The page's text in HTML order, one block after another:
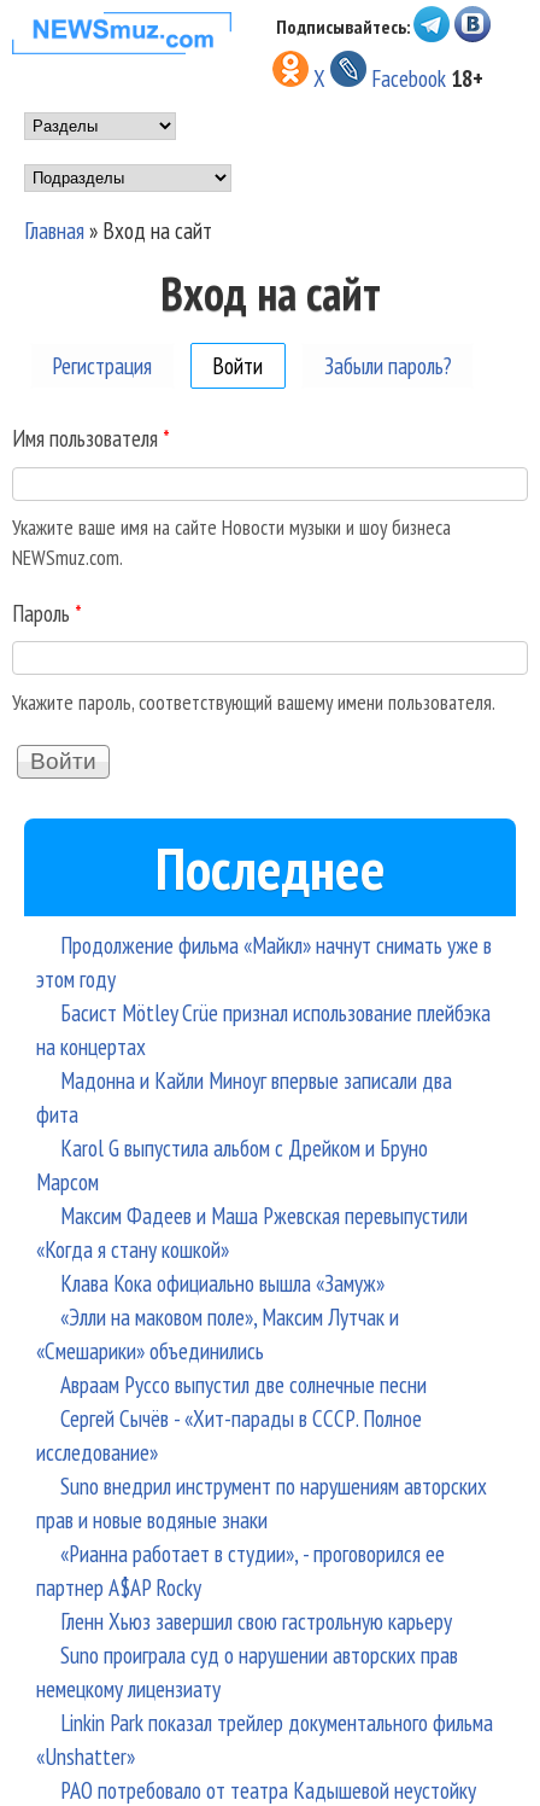
Перейти к основному
содержанию
НОВОСТИ
МУЗЫКИ И
ШОУ БИЗНЕСА
NEWSMUZ.COM
Подписывайтесь:
X Facebook 18+
Main menu
Подразделы
Вы здесь
Главная» Вход на сайт
Вход на сайт
Регистрация Войти (активная вкладка)
Забыли пароль?
Имя пользователя *
Укажите ваше имя на сайте Новости музыки и шоу бизнеса
NEWSmuz.com.
Пароль *
Укажите пароль, соответствующий вашему имени пользователя.
Последнее
Продолжение фильма «Майкл» начнут снимать уже в
этом году
Басист Mötley Crüe признал использование плейбэка
на концертах
Мадонна и Кайли Миноуг впервые записали два
фита
Karol G выпустила альбом с Дрейком и Бруно
Марсом
Максим Фадеев и Маша Ржевская перевыпустили
«Когда я стану кошкой»
Клава Кока официально вышла «Замуж»
«Элли на маковом поле», Максим Лутчак и
«Смешарики» объединились
Авраам Руссо выпустил две солнечные песни
Сергей Сычёв - «Хит-парады в СССР. Полное
исследование»
Suno внедрил инструмент по нарушениям авторских
прав и новые водяные знаки
«Рианна работает в студии», - проговорился ее
партнер A$AP Rocky
Гленн Хьюз завершил свою гастрольную карьеру
Suno проиграла суд о нарушении авторских прав
немецкому лицензиату
Linkin Park показал трейлер документального фильма
«Unshatter»
РАО потребовало от театра Кадышевой неустойку